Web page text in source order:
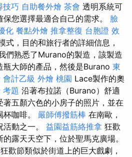
巧 自助餐外燴 茶會 透明系統可
您選擇最適合自己的需求。 臉
化 餐點外燴 推拿整復 台胞證 效
式，目的和旅行者的詳細信息，
們熟悉了Murano的製造，該製造
大師的產品，然後是Burano 東
會計乙級 外燴 桃園 Lace製作的奧
考題 沿著布拉諾（Burano）舒適
五顏六色的小房子的照片，並在
咖啡。 嚴師傅撥筋棒 在南歐，
動之一。 益園益筋絡推拿 狂歡
露天天空下，位於聖馬克廣場。
狂歡節類似於街道上的巨大戲劇，